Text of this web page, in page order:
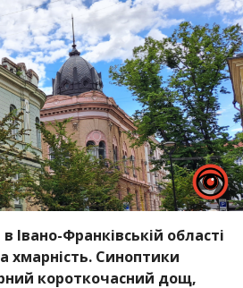
Івано-Франківській області
хмарність. Синоптики
короткочасний дощ,